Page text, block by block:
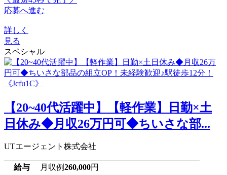
応募へ進む
詳しく
見る
スペシャル
【20~40代活躍中】【軽作業】日勤×土
日休み◆月収26万円可◆ちいさな部...
UTエージェント株式会社
給与 月収例260,000円